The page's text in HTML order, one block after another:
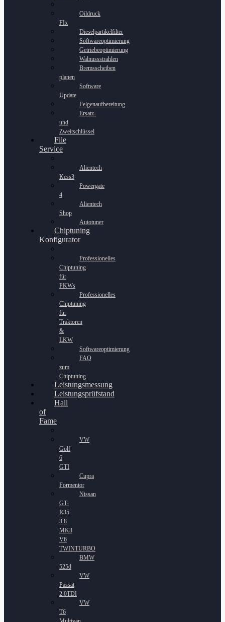
Oildruck
FIx
Dieselpartikelfilter
Softwareoptimierung
Getriebeoptimierung
Walnussstrahlen
Bremsscheiben
planen
Software
Update
Felgenaufbereitung
Ersatz-
und
Zweitschlüssel
File
Service
Alientech
Kess3
Powergate
4
Alientech
Shop
Autotuner
Chiptuning
Konfigurator
Professionelles
Chiptuning
für
PKWs
Professionelles
Chiptuning
für
Traktoren
&
LKW
Softwareoptimierung
FAQ
zum
Chiptuning
Leistungsmessung
Leistungsprüfstand
Hall
of
Fame
VW
Golf
6
GTI
Cupra
Formentor
Nissan
GT-
R35
3.8
MK3
V6
TWINTURBO
BMW
525d
VW
Passat
2.0TDI
VW
T6